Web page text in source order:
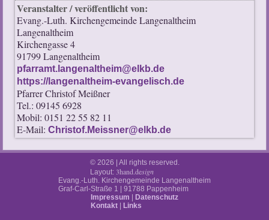
Veranstalter / veröffentlicht von:
Evang.-Luth. Kirchengemeinde Langenaltheim
Langenaltheim
Kirchengasse 4
91799 Langenaltheim
pfarramt.langenaltheim@elkb.de
https://langenaltheim-evangelisch.de
Pfarrer Christof Meißner
Tel.: 09145 6928
Mobil: 0151 22 55 82 11
E-Mail:Christof.Meissner@elkb.de
© 2026 | All rights reserved.
Layout: 3hand.design
Evang.-Luth. Kirchengemeinde Langenaltheim
Graf-Carl-Straße 1 | 91788 Pappenheim
Impressum
Datenschutz
Kontakt
Links